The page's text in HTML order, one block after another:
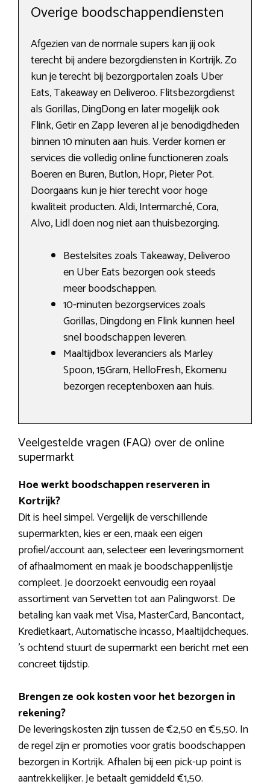
Overige boodschappendiensten
Afgezien van de normale supers kan jij ook
terecht bij andere bezorgdiensten in Kortrijk. Zo
kun je terecht bij bezorgportalen zoals Uber
Eats, Takeaway en Deliveroo. Flitsbezorgdienst
als Gorillas, DingDong en later mogelijk ook
Flink, Getir en Zapp leveren al je benodigdheden
binnen 10 minuten aan huis. Verder komen er
services die volledig online functioneren zoals
Boeren en Buren, Butlon, Hopr, Pieter Pot.
Doorgaans kun je hier terecht voor hoge
kwaliteit producten. Aldi, Intermarché, Cora,
Alvo, Lidl doen nog niet aan thuisbezorging.
Bestelsites zoals Takeaway, Deliveroo
en Uber Eats bezorgen ook steeds
meer boodschappen.
10-minuten bezorgservices zoals
Gorillas, Dingdong en Flink kunnen heel
snel boodschappen leveren.
Maaltijdbox leveranciers als Marley
Spoon, 15Gram, HelloFresh, Ekomenu
bezorgen receptenboxen aan huis.
Veelgestelde vragen (FAQ) over de online
supermarkt
Hoe werkt boodschappen reserveren in
Kortrijk?
Dit is heel simpel. Vergelijk de verschillende
supermarkten, kies er een, maak een eigen
profiel/account aan, selecteer een leveringsmoment
of afhaalmoment en maak je boodschappenlijstje
compleet. Je doorzoekt eenvoudig een royaal
assortiment van Servetten tot aan Palingworst. De
betaling kan vaak met Visa, MasterCard, Bancontact,
Kredietkaart, Automatische incasso, Maaltijdcheques.
’s ochtend stuurt de supermarkt een bericht met een
concreet tijdstip.
Brengen ze ook kosten voor het bezorgen in
rekening?
De leveringskosten zijn tussen de €2,50 en €5,50. In
de regel zijn er promoties voor gratis boodschappen
bezorgen in Kortrijk. Afhalen bij een pick-up point is
aantrekkelijker. Je betaalt gemiddeld €1,50.